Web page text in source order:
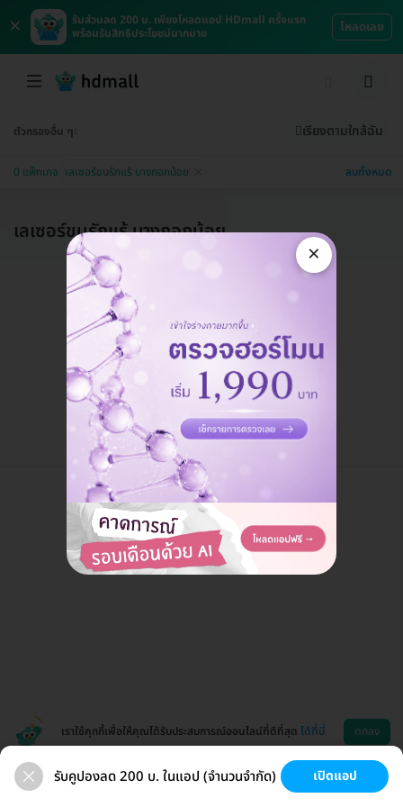
×
รับส่วนลด 200 บ. เพียงโหลดแอป HDmall ครั้งแรก
พร้อมรับสิทธิประโยชน์มากมาย
โหลดเลย
ตัวกรองอื่น ๆ เรียงตามใกล้ฉัน
0 แพ็กเกจ เลเซอร์ขนรักแร้ บางกอกน้อย ลบทั้งหมด
เลเซอร์ขนรักแร้ บางกอกน้อย
แอดมินพร้อมดูแลคุณทุกวันทางไลน์
คุยกับแอดมิน ฟรี!
สุขภาพ ช่วยเหลือ โหลดแอพ
เราใช้คุกกี้เพื่อให้คุณได้รับประสบการณ์ออนไลน์ที่ดีที่สุด ได้ที่นี่ ตกลง
รับคูปองลด 200 บ. ในแอป (จำนวนจำกัด) เปิดแอป
×